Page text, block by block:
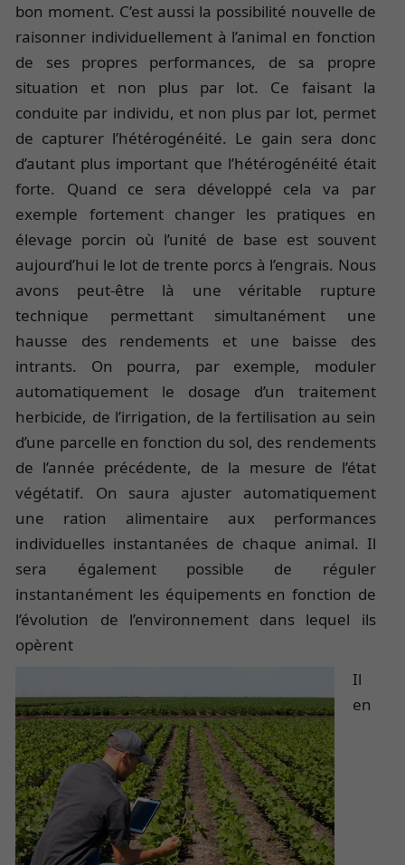
bon moment. C’est aussi la possibilité nouvelle de
raisonner individuellement à l’animal en fonction
de ses propres performances, de sa propre
situation et non plus par lot. Ce faisant la
conduite par individu, et non plus par lot, permet
de capturer l’hétérogénéité. Le gain sera donc
d’autant plus important que l’hétérogénéité était
forte. Quand ce sera développé cela va par
exemple fortement changer les pratiques en
élevage porcin où l’unité de base est souvent
aujourd’hui le lot de trente porcs à l’engrais. Nous
avons peut-être là une véritable rupture
technique permettant simultanément une
hausse des rendements et une baisse des
intrants. On pourra, par exemple, moduler
automatiquement le dosage d’un traitement
herbicide, de l’irrigation, de la fertilisation au sein
d’une parcelle en fonction du sol, des rendements
de l’année précédente, de la mesure de l’état
végétatif. On saura ajuster automatiquement
une ration alimentaire aux performances
individuelles instantanées de chaque animal. Il
sera également possible de réguler
instantanément les équipements en fonction de
l’évolution de l’environnement dans lequel ils
opèrent
Il
en